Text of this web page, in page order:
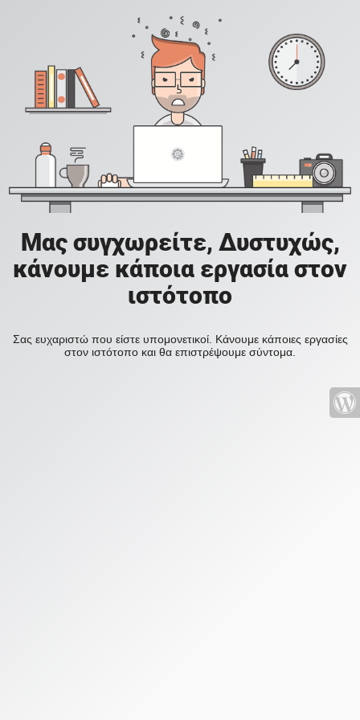
Μας συγχωρείτε, Δυστυχώς,
κάνουμε κάποια εργασία στον
ιστότοπο
Σας ευχαριστώ που είστε υπομονετικοί. Κάνουμε κάποιες εργασίες
στον ιστότοπο και θα επιστρέψουμε σύντομα.